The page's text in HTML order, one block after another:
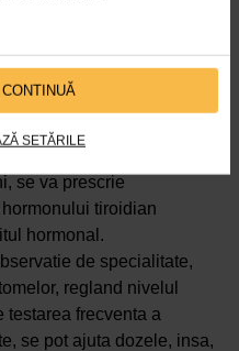
SETĂRILE
Hashimoto
care va stabili daca se
se va prescrie
tiroidian
hormonal.
de specialitate,
regland nivelul
testarea frecventa a
se pot ajuta dozele, insa,